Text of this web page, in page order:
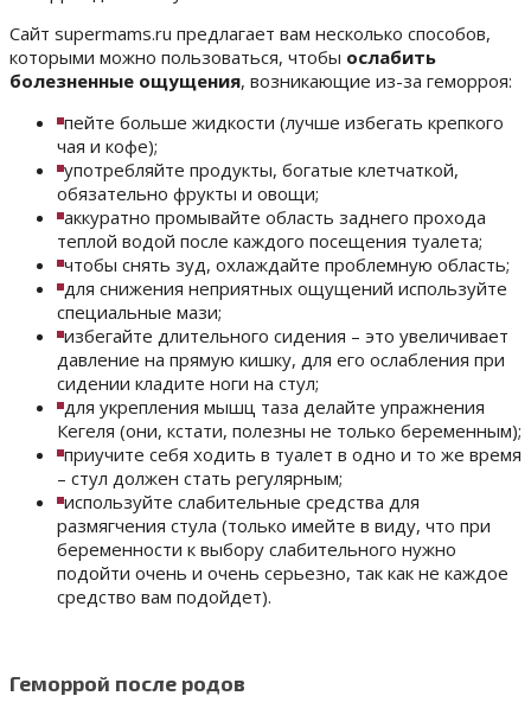
Сайт supermams.ru предлагает вам несколько способов,
которыми можно пользоваться, чтобы ослабить
болезненные ощущения, возникающие из-за геморроя:
пейте больше жидкости (лучше избегать крепкого
чая и кофе);
употребляйте продукты, богатые клетчаткой,
обязательно фрукты и овощи;
аккуратно промывайте область заднего прохода
теплой водой после каждого посещения туалета;
чтобы снять зуд, охлаждайте проблемную область;
для снижения неприятных ощущений используйте
специальные мази;
избегайте длительного сидения – это увеличивает
давление на прямую кишку, для его ослабления при
сидении кладите ноги на стул;
для укрепления мышц таза делайте упражнения
Кегеля (они, кстати, полезны не только беременным);
приучите себя ходить в туалет в одно и то же время
– стул должен стать регулярным;
используйте слабительные средства для
размягчения стула (только имейте в виду, что при
беременности к выбору слабительного нужно
подойти очень и очень серьезно, так как не каждое
средство вам подойдет).
Геморрой после родов